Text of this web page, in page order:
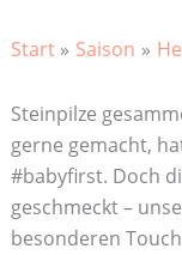
Start Saison
Steinpilze
gerne gemacht,
#babyfirst. Doch
geschmeckt –
besonderen